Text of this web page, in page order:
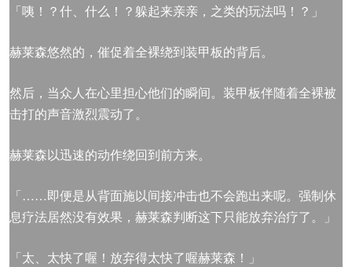
「咦！？什、什么！？躲起来亲亲，之类的玩法吗！？」
赫莱森悠然的，催促着全裸绕到装甲板的背后。
然后，当众人在心里担心他们的瞬间。装甲板伴随着全裸被
击打的声音激烈震动了。
赫莱森以迅速的动作绕回到前方来。
「……即便是从背面施以间接冲击也不会跑出来呢。强制休
息疗法居然没有效果，赫莱森判断这下只能放弃治疗了。」
「太、太快了喔！放弃得太快了喔赫莱森！」